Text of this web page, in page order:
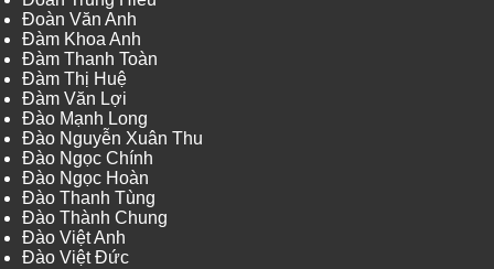
Đoàn Văn Anh
Đàm Khoa Anh
Đàm Thanh Toàn
Đàm Thị Huệ
Đàm Văn Lợi
Đào Mạnh Long
Đào Nguyễn Xuân Thu
Đào Ngọc Chính
Đào Ngọc Hoàn
Đào Thanh Tùng
Đào Thành Chung
Đào Việt Anh
Đào Việt Đức